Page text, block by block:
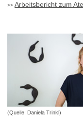
Arbeitsbericht zum
(Quelle: Daniela Trinkl)